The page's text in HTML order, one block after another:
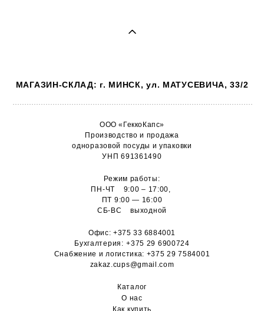
МАГАЗИН-СКЛАД: г. МИНСК, ул. МАТУСЕВИЧА, 33/2
ООО «ГеккоКапс»
Производство и продажа
одноразовой посуды и упаковки
УНП 691361490
Режим работы:
ПН-ЧТ 9:00 – 17:00,
ПТ 9:00 — 16:00
СБ-ВС выходной
Офис:+375 33 6884001
Бухгалтерия: +375 29 6900724
Снабжение и логистика: +375 29 7584001
zakaz.cups@gmail.com
Каталог
О нас
Как купить